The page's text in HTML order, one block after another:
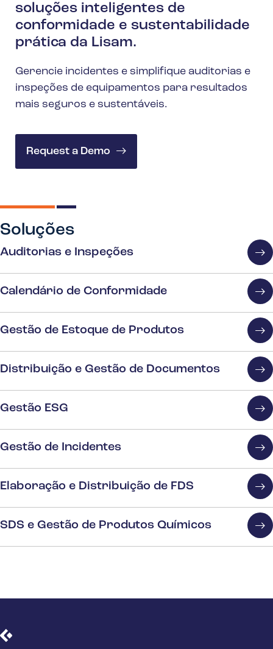
soluções inteligentes de
conformidade e sustentabilidade
prática da Lisam.
Gerencie incidentes e simplifique auditorias e
inspeções de equipamentos para resultados
mais seguros e sustentáveis.
Request a Demo
Soluções
Auditorias e Inspeções
Calendário de Conformidade
Gestão de Estoque de Produtos
Distribuição e Gestão de Documentos
Gestão ESG
Gestão de Incidentes
Elaboração e Distribuição de FDS
SDS e Gestão de Produtos Químicos